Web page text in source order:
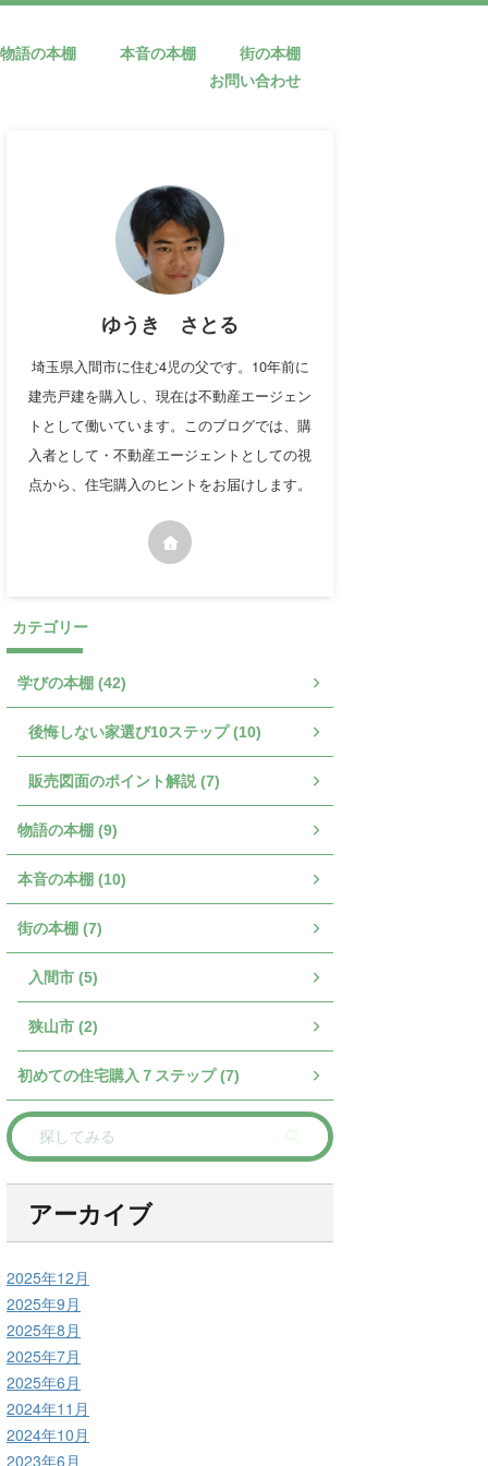
物語の本棚 本音の本棚
街の本棚
お問い合わせ
ゆうき さとる
埼玉県入間市に住む4児の父です。10年前に
建売戸建を購入し、現在は不動産エージェン
トとして働いています。このブログでは、購
入者として・不動産エージェントとしての視
点から、住宅購入のヒントをお届けします。
カテゴリー
学びの本棚 (42)
後悔しない家選び10ステップ (10)
販売図面のポイント解説 (7)
物語の本棚 (9)
本音の本棚 (10)
街の本棚 (7)
入間市 (5)
狭山市 (2)
初めての住宅購入７ステップ (7)
アーカイブ
2025年12月
2025年9月
2025年8月
2025年7月
2025年6月
2024年11月
2024年10月
2023年6月